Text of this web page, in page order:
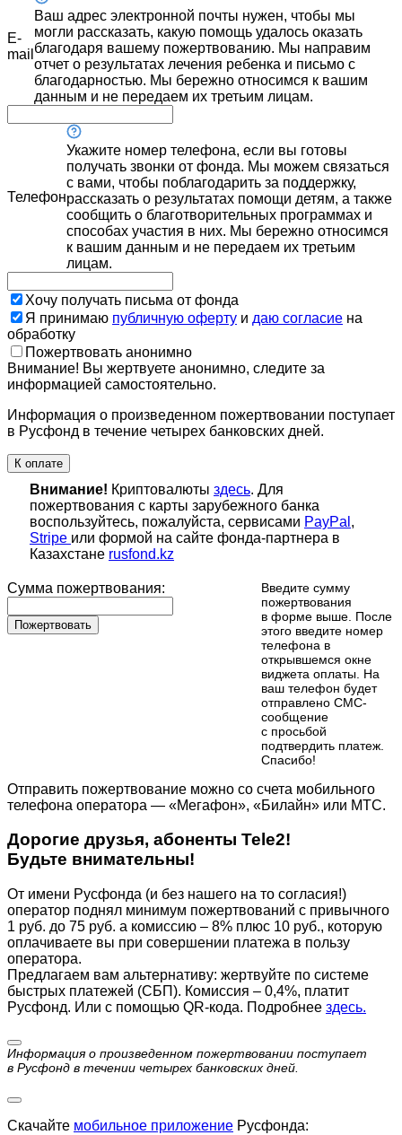
E-
mail
Ваш адрес электронной почты нужен, чтобы мы
могли рассказать, какую помощь удалось оказать
благодаря вашему пожертвованию. Мы направим
отчет о результатах лечения ребенка и письмо с
благодарностью. Мы бережно относимся к вашим
данным и не передаем их третьим лицам.
Телефон
Укажите номер телефона, если вы готовы
получать звонки от фонда. Мы можем связаться
с вами, чтобы поблагодарить за поддержку,
рассказать о результатах помощи детям, а также
сообщить о благотворительных программах и
способах участия в них. Мы бережно относимся
к вашим данным и не передаем их третьим
лицам.
Хочу получать письма от фонда
Я принимаю публичную оферту и даю согласие на
обработку
Пожертвовать анонимно
Внимание! Вы жертвуете анонимно, следите за
информацией самостоятельно.
Информация о произведенном пожертвовании поступает
в Русфонд в течение четырех банковских дней.
К оплате
Внимание! Криптовалюты здесь. Для
пожертвования с карты зарубежного банка
воспользуйтесь, пожалуйста, сервисами PayPal ,
Stripe или формой на сайте фонда-партнера в
Казахстане rusfond.kz
Сумма пожертвования:
Пожертвовать
Введите сумму
пожертвования
в форме выше. После
этого введите номер
телефона в
открывшемся окне
виджета оплаты. На
ваш телефон будет
отправлено СМС-
сообщение
с просьбой
подтвердить платеж.
Cпасибо!
Отправить пожертвование можно со счета мобильного
телефона оператора — «Мегафон», «Билайн» или МТС.
Дорогие друзья, абоненты Tele2!
Будьте внимательны!
От имени Русфонда (и без нашего на то согласия!)
оператор поднял минимум пожертвований с привычного
1 руб. до 75 руб. а комиссию – 8% плюс 10 руб., которую
оплачиваете вы при совершении платежа в пользу
оператора.
Предлагаем вам альтернативу: жертвуйте по cистеме
быстрых платежей (СБП). Комиссия – 0,4%, платит
Русфонд. Или с помощью QR-кода. Подробнее здесь.
Информация о произведенном пожертвовании поступает
в Русфонд в течении четырех банковских дней.
Скачайте мобильное приложение Русфонда: